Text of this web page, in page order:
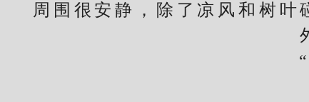
周围很安静，除了凉风和树叶
“